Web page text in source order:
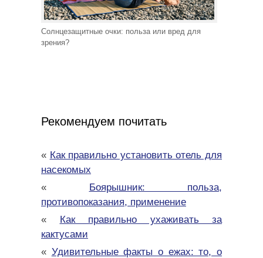
Солнцезащитные очки: польза или вред для
зрения?
Рекомендуем почитать
« Как правильно установить отель для
насекомых
« Боярышник: польза,
противопоказания, применение
« Как правильно ухаживать за
кактусами
« Удивительные факты о ежах: то, о